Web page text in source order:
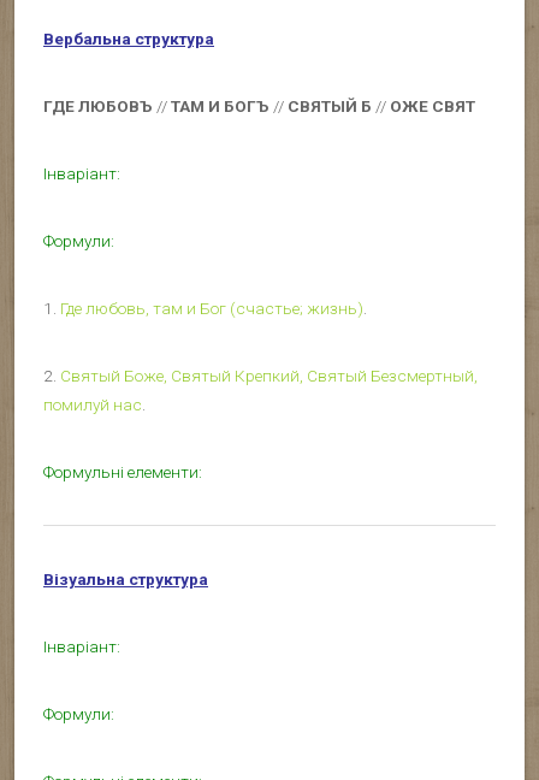
Вербальна структура
ГДЕ ЛЮБОВЪ //ТАМ И БОГЪ // СВЯТЫЙ Б // ОЖЕ СВЯТ
Інваріант:
Формули:
1. Где любовь, там и Бог (счастье; жизнь)
2. Святый Боже, Святый Крепкий, Святый Безсмертный,
помилуй нас
Формульні елементи:
Візуальна структура
Інваріант:
Формули: